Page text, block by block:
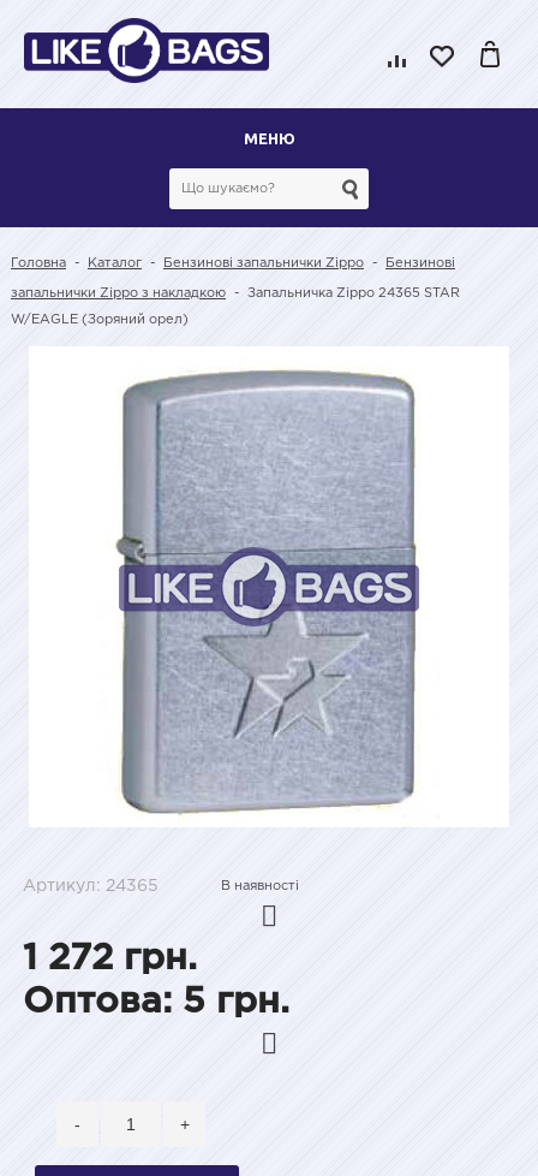
МЕНЮ
Головна - Каталог - Бензинові запальнички Zippo - Бензинові
запальнички Zippo з накладкою - Запальничка Zippo 24365 STAR
W/EAGLE (Зоряний орел)
Артикул: 24365 В наявності
1 272 грн.
Оптова: 5 грн.
- +